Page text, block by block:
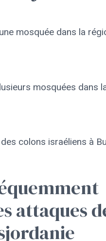
mosquée dans la
mosquées dans
colons israéliens à
attaques